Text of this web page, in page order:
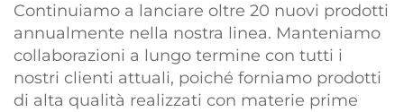
Continuiamo a lanciare oltre 20 nuovi prodotti
annualmente nella nostra linea. Manteniamo
collaborazioni a lungo termine con tutti i
nostri clienti attuali, poiché forniamo prodotti
di alta qualità realizzati con materie prime